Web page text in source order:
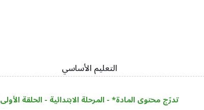
التعليم الأساسي
تدرّج محتوى المادة* - المرحلة الابتدائية - الحلقة الأولى